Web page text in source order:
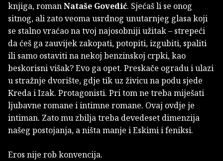
knjiga, romanNataše Govedić. Sjećaš li se onog
sitnog, ali zato veoma usrdnog unutarnjeg glasa koji
se stalno vraćao na tvoj najosobniji užitak – strepeći
da ćeš ga zauvijek zakopati, potopiti, izgubiti, spaliti
ili samo ostaviti na nekoj benzinskoj crpki, kao
beskorisni višak? Evo ga opet. Preskače ogradu i ulazi
u stražnje dvorište, gdje tik uz živicu na podu sjede
Kreda i Izak. Protagonisti. Pri tom ne treba miješati
ljubavne romane i intimne romane. Ovaj ovdje je
intiman. Zato mu zbilja treba devedeset dimenzija
našeg postojanja, a ništa manje i Eskimi i feniksi.
Eros nije rob konvencija.